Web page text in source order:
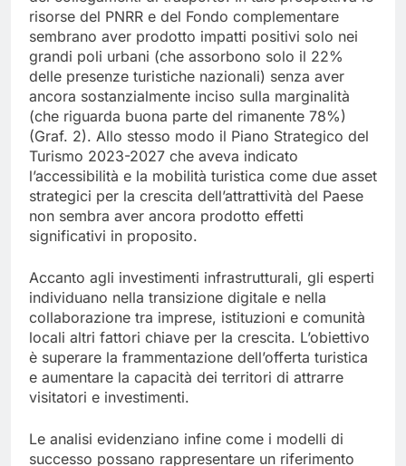
risorse del PNRR e del Fondo complementare
sembrano aver prodotto impatti positivi solo nei
grandi poli urbani (che assorbono solo il 22%
delle presenze turistiche nazionali) senza aver
ancora sostanzialmente inciso sulla marginalità
(che riguarda buona parte del rimanente 78%)
(Graf. 2). Allo stesso modo il Piano Strategico del
Turismo 2023-2027 che aveva indicato
l’accessibilità e la mobilità turistica come due asset
strategici per la crescita dell’attrattività del Paese
non sembra aver ancora prodotto effetti
significativi in proposito.
Accanto agli investimenti infrastrutturali, gli esperti
individuano nella transizione digitale e nella
collaborazione tra imprese, istituzioni e comunità
locali altri fattori chiave per la crescita. L’obiettivo
è superare la frammentazione dell’offerta turistica
e aumentare la capacità dei territori di attrarre
visitatori e investimenti.
Le analisi evidenziano infine come i modelli di
successo possano rappresentare un riferimento